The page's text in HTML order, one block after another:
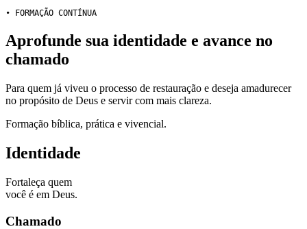
• FORMAÇÃO CONTÍNUA
Aprofunde sua identidade e avance no
chamado​
Para quem já viveu o processo de restauração e deseja amadurecer
no propósito de Deus e servir com mais clareza.
Formação bíblica, prática e vivencial.
Identidade
Fortaleça quem
você é em Deus.
Chamado